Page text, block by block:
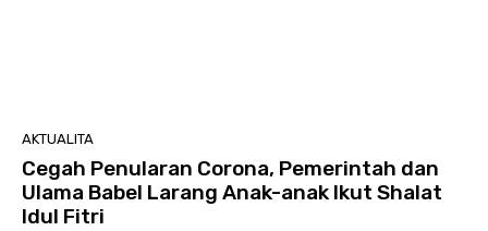
AKTUALITA
Cegah Penularan Corona, Pemerintah dan
Ulama Babel Larang Anak-anak Ikut Shalat
Idul Fitri